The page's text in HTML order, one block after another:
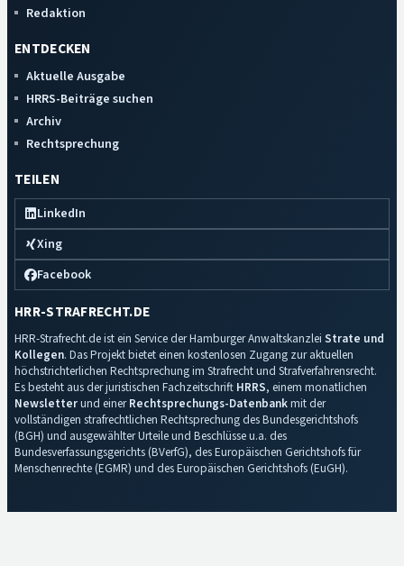
Redaktion
ENTDECKEN
Aktuelle Ausgabe
HRRS-Beiträge suchen
Archiv
Rechtsprechung
TEILEN
LinkedIn
Xing
Facebook
HRR-STRAFRECHT.DE
HRR-Strafrecht.de ist ein Service der Hamburger Anwaltskanzlei Strate und
Kollegen. Das Projekt bietet einen kostenlosen Zugang zur aktuellen
höchstrichterlichen Rechtsprechung im Strafrecht und Strafverfahrensrecht.
Es besteht aus der juristischen Fachzeitschrift HRRS, einem monatlichen
Newsletterund einerRechtsprechungs-Datenbankmit der
vollständigen strafrechtlichen Rechtsprechung des Bundesgerichtshofs
(BGH) und ausgewählter Urteile und Beschlüsse u.a. des
Bundesverfassungsgerichts (BVerfG), des Europäischen Gerichtshofs für
Menschenrechte (EGMR) und des Europäischen Gerichtshofs (EuGH).